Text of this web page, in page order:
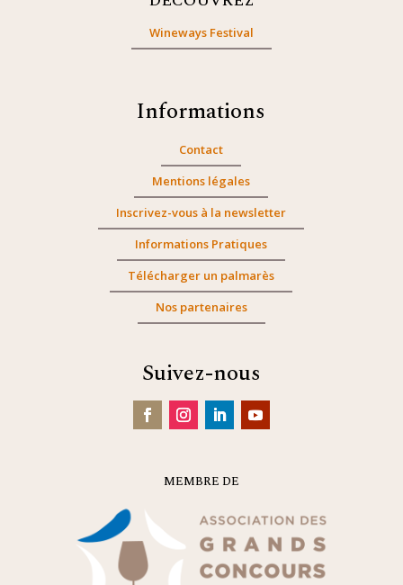
Wineways Festival
Informations
Contact
Mentions légales
Inscrivez-vous à la newsletter
Informations Pratiques
Télécharger un palmarès
Nos partenaires
Suivez-nous
MEMBRE DE